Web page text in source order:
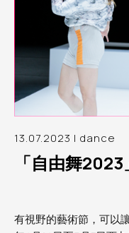
13.07.2023 | dance
「自由舞
有視野的藝術節，可以